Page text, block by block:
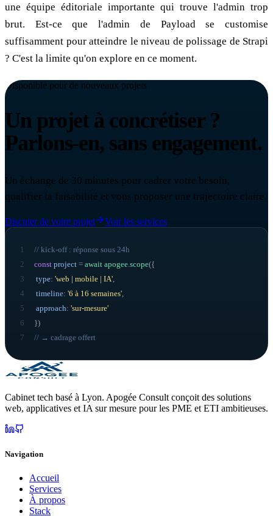
une équipe éditoriale importante qui trouve l'admin trop
brut. Est-ce que l'admin de Payload se customise
suffisamment pour atteindre le niveau de polissage de Strapi
? C'est la limite qu'on explore en ce moment.
Disponible pour de nouveaux projets
Un projet à concrétiser ?
Parlons-en, sans engagement.
Un échange de 30 minutes pour cadrer votre besoin,
qualifier la faisabilité et vous proposer une trajectoire claire.
Discuter de votre projet Voir les services
1
// kick-off : réponse sous 24h
2
const project = await apogee scope({
3
type: 'web | mobile | IA'
4
timeline: '6 à 16 semaines'
5
approach: 'sur-mesure'
6
})
7
// → cadrage offert
Cabinet tech basé à Lyon. Apogée Consult conçoit des solutions
web, applicatives et IA sur mesure pour les PME et ETI ambitieuses.
Navigation
Accueil
Services
À propos
Stack